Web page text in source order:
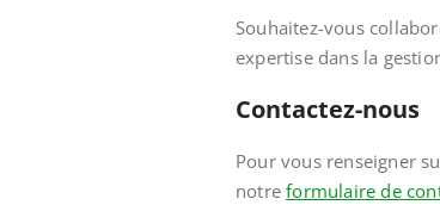
Souhaitez-vous
expertise dans la
Contactez-nous
Pour vous renseigner
notreformulaire de